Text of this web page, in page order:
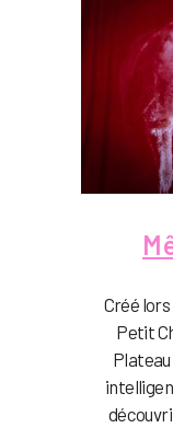
Créé lors
Petit